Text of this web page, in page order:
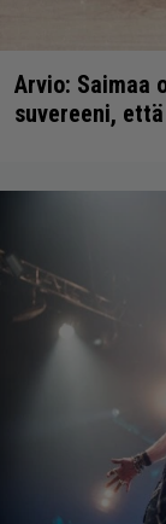
Arvio: Saimaa
suvereeni,